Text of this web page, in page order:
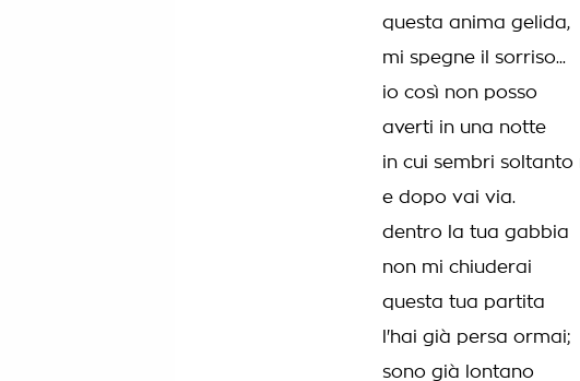
questa anima gelida,
mi spegne il sorriso...
io così non posso
averti in una notte
in cui sembri soltanto
e dopo vai via.
dentro la tua gabbia
non mi chiuderai
questa tua partita
l'hai già persa ormai;
sono già lontano